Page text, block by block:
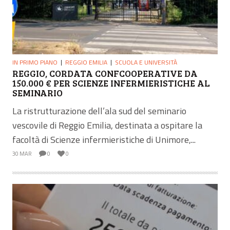
IN PRIMO PIANO REGGIO EMILIA SCUOLA E UNIVERSITÀ
REGGIO, CORDATA CONFCOOPERATIVE DA
150.000 € PER SCIENZE INFERMIERISTICHE AL
SEMINARIO
La ristrutturazione dell’ala sud del seminario
vescovile di Reggio Emilia, destinata a ospitare la
facoltà di Scienze infermieristiche di Unimore,...
30 MAR 0 0